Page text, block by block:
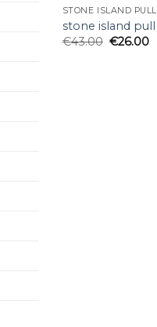
STONE ISLAND PULL
stone island pull
€43.00 €26.00